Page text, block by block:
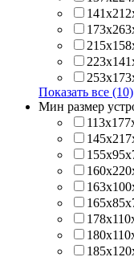
Показать все (10)
Мин размер